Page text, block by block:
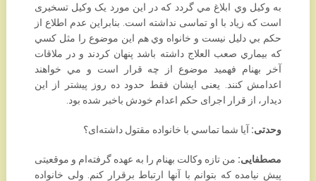
به وكيل وي ابلاغ مي گردد که در این مورد یک وکیل ‏تسخیری
است که زیاد با او تماسی نداشته است. بنابراين عدم اطلاع از
حكم بي دليل نيست و خانواه وي هم ‏اين موضوع را مثل كسي
كه بيماري صعب العلاج داشته باشد پنهان كردند و در ملاقات
آخر بهنام فهميد ‏موضوع از چه قرار است و مي خواهند
اعدامش كنند. یعنی ایشان فقط حدود ده روز پیشتر از این
دیدار، از ‏قرار اجرای حکم اعدام خودش باخبر شده بود.‏
وحدتی: آيا شما تماسي با خانواده مقتول داشته‌ای؟
مصطفایی: من تازه وکالت بهنام را به عهده گرفته‌ام و موقعیتی
پیش نیامده که بتوانم با آنها ارتباط برقرار کنم. ‏ولی خانواده